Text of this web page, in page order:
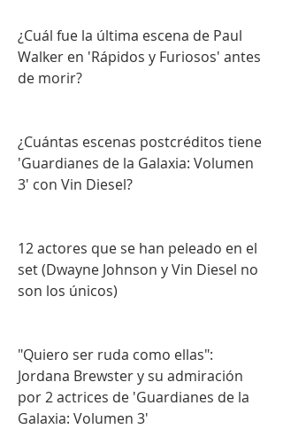
¿Cuál fue la última escena de Paul
Walker en 'Rápidos y Furiosos' antes
de morir?
¿Cuántas escenas postcréditos tiene
'Guardianes de la Galaxia: Volumen
3' con Vin Diesel?
12 actores que se han peleado en el
set (Dwayne Johnson y Vin Diesel no
son los únicos)
"Quiero ser ruda como ellas":
Jordana Brewster y su admiración
por 2 actrices de 'Guardianes de la
Galaxia: Volumen 3'